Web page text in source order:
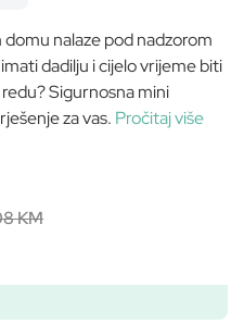
nalaze pod nadzorom
dadilju i cijelo vrijeme biti
Sigurnosna mini
za vas. Pročitaj više
KM